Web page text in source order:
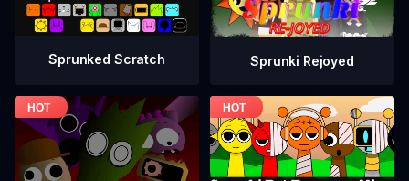
Sprunked Scratch Sprunki Rejoyed